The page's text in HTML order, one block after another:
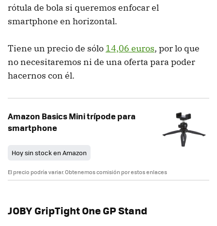
rótula de bola si queremos enfocar el
smartphone en horizontal.
Tiene un precio de sólo 14,06 euros, por lo que
no necesitaremos ni de una oferta para poder
hacernos con él.
Amazon Basics Mini trípode para
smartphone
Hoy sin stock en Amazon
El precio podría variar. Obtenemos comisión por estos enlaces
JOBY GripTight One GP Stand